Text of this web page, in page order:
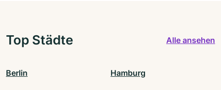
Top Städte Alle ansehen
Berlin Hamburg